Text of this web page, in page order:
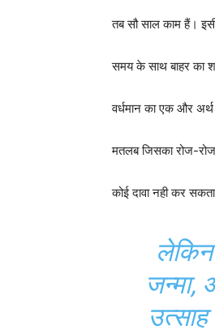
तब सौ साल काम हैं।
समय के साथ बाहर का
वर्धमान का एक और
मतलब जिसका रोज-रोज
कोई दावा नही कर
लेकिन
जन्मा,